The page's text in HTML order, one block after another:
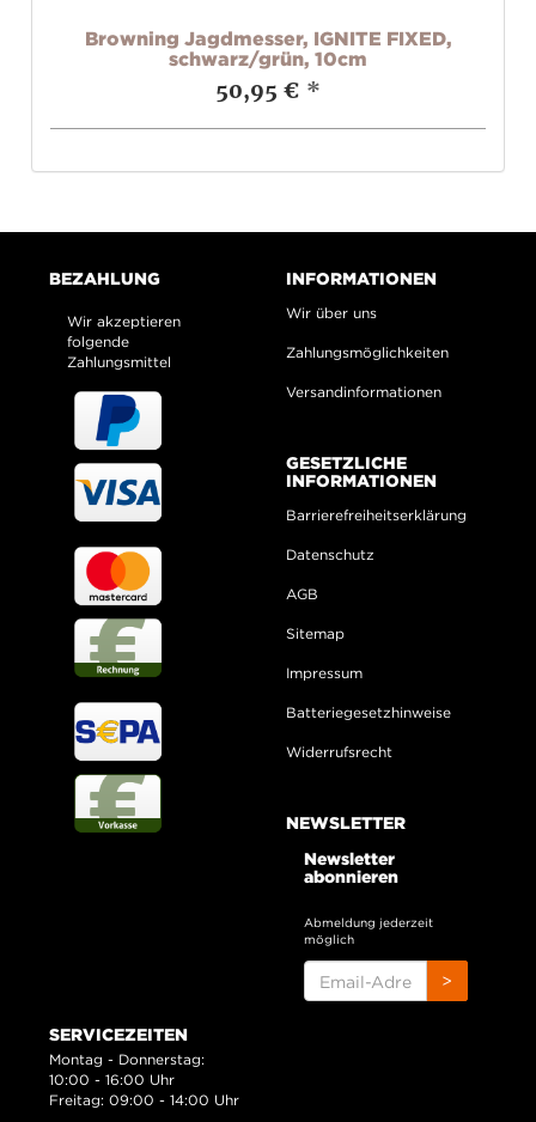
Browning Jagdmesser, IGNITE FIXED,
schwarz/grün, 10cm
50,95 € *
BEZAHLUNG
Wir akzeptieren
folgende
Zahlungsmittel
INFORMATIONEN
Wir über uns
Zahlungsmöglichkeiten
Versandinformationen
GESETZLICHE
INFORMATIONEN
Barrierefreiheitserklärung
Datenschutz
AGB
Sitemap
Impressum
Batteriegesetzhinweise
Widerrufsrecht
NEWSLETTER
Newsletter
abonnieren
Abmeldung jederzeit
möglich
ADRESSE
>
SERVICEZEITEN
Montag - Donnerstag:
10:00 - 16:00 Uhr
Freitag: 09:00 - 14:00 Uhr